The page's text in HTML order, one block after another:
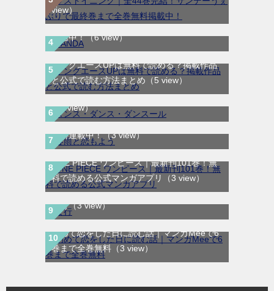
view）
SANDA｜最新刊第3巻！マンガBANGで無料
配信中！（6 view）
ヤングエースUPは無料で読める？掲載作品
と公式で読む方法まとめ （5 view）
ダンス・ダンス・ダンスール｜最新刊第25
巻！全話無料で読める公式マンガアプリ！
（3 view）
春雨と恋もよう｜全3巻完結！マンガMeeで
無料連載中！（3 view）
ONE PIECE ワンピース｜最新刊101巻！無
料で読める公式マンガアプリ
（3 view）
ま行（3 view）
初めて恋をした日に読む話｜マンガMeeで6
巻まで全巻無料 （3 view）